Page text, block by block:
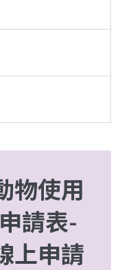
物使用
申請表-
上申請